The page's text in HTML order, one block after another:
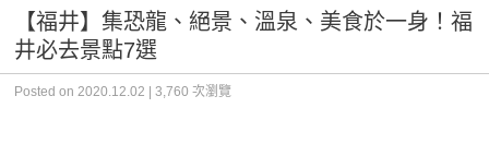
【福井】集恐龍、絕景、溫泉、美食於一身！福
井必去景點7選
Posted on 2020.12.02 | 3,760 次瀏覽